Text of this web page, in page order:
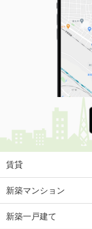
賃貸
新築マンション
新築一戸建て